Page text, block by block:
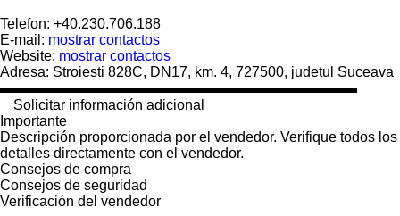
Telefon: +40.230.706.188
E-mail: mostrar contactos
Website: mostrar contactos
Adresa: Stroiesti 828C, DN17, km. 4, 727500, judetul Suceava
▬▬▬▬▬▬▬▬▬▬▬▬▬▬▬▬▬▬▬▬▬▬▬▬▬
Solicitar información adicional
Importante
Descripción proporcionada por el vendedor. Verifique todos los
detalles directamente con el vendedor.
Consejos de compra
Consejos de seguridad
Verificación del vendedor